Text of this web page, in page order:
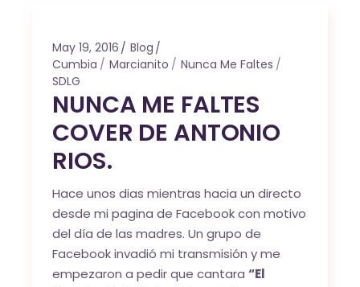
May 19, 2016
Blog
Cumbia
Marcianito
Nunca Me Faltes
SDLG
NUNCA ME FALTES
COVER DE ANTONIO
RIOS.
Hace unos dias mientras hacia un directo
desde mi pagina de Facebook con motivo
del día de las madres. Un grupo de
Facebook invadió mi transmisión y me
empezaron a pedir que cantara“El